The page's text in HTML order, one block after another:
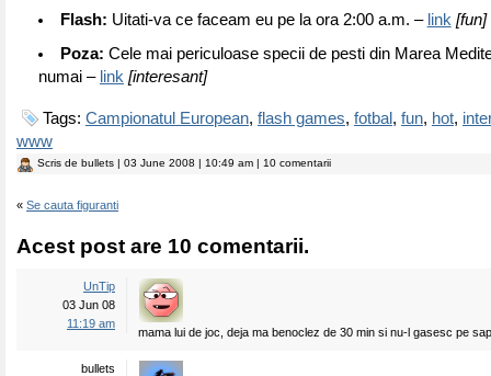
Flash: Uitati-va ce faceam eu pe la ora 2:00 a.m. – link [fun]
Poza: Cele mai periculoase specii de pesti din Marea
numai – link [interesant]
Tags: Campionatul European, flash games, fotbal , fun, hot,
www
Scris de bullets | 03 June 2008 | 10:49 am | 10 comentarii
« Se cauta figuranti
Acest post are 10 comentarii.
UnTip
03 Jun 08
11:19 am
mama lui de joc, deja ma benoclez de 30 min si nu-l gasesc pe
bullets